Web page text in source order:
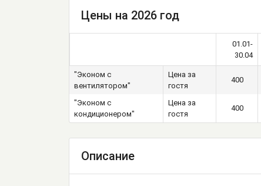
Цены на 2026 год
01.01-
30.04
"Эконом с
вентилятором"
Цена за
гостя
400
"Эконом с
кондиционером"
Цена за
гостя
400
Описание